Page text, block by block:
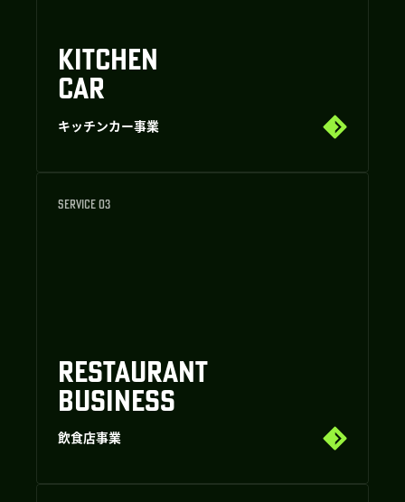
KITCHEN
CAR
キッチンカー事業
SERVICE 03
RESTAURANT
BUSINESS
飲食店事業